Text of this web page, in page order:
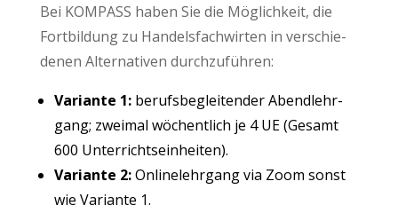
Bei KOM­PASS haben Sie die Mög­lich­keit, die
Fort­bil­dung zu Han­dels­fach­wir­ten in ver­schie­
de­nen Alter­na­ti­ven durchzuführen:
Vari­an­te 1:berufs­be­glei­ten­der Abend­lehr­
gang; zwei­mal wöchent­lich je 4 UE (Gesamt
600 Unterrichtseinheiten).
Vari­an­te 2:Online­lehr­gang via Zoom sonst
wie Vari­an­te 1.